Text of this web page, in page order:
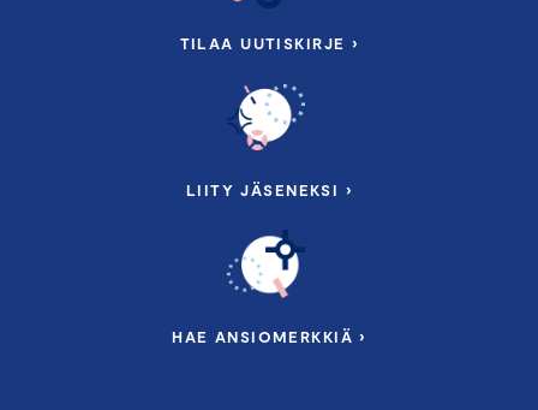
TILAA UUTISKIRJE ›
LIITY JÄSENEKSI ›
HAE ANSIOMERKKIÄ ›